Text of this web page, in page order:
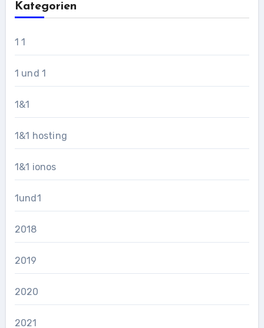
Kategorien
1 1
1 und 1
1&1
1&1 hosting
1&1 ionos
1und1
2018
2019
2020
2021